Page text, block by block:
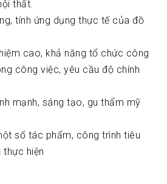
thất.
tính ứng dụng thực tế của đồ
cao, khả năng tổ chức công
công việc, yêu cầu độ chính
mạnh, sáng tạo, gu thẩm mỹ
số tác phẩm, công trình tiêu
thực hiện